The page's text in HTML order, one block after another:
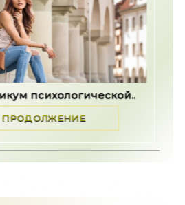
Задайте пять